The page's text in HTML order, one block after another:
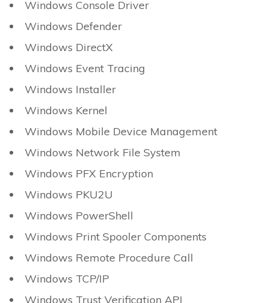
Windows Console Driver
Windows Defender
Windows DirectX
Windows Event Tracing
Windows Installer
Windows Kernel
Windows Mobile Device Management
Windows Network File System
Windows PFX Encryption
Windows PKU2U
Windows PowerShell
Windows Print Spooler Components
Windows Remote Procedure Call
Windows TCP/IP
Windows Trust Verification API